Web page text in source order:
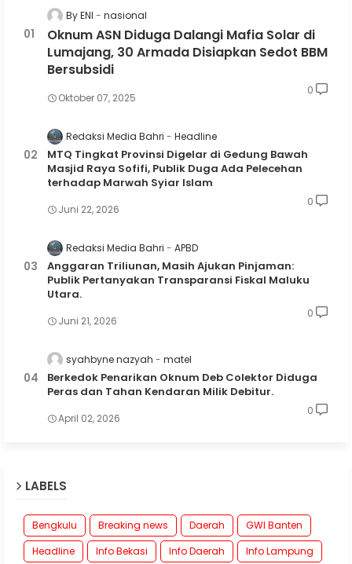
By ENI nasional
Oknum ASN Diduga Dalangi Mafia Solar di
Lumajang, 30 Armada Disiapkan Sedot BBM
Bersubsidi
Oktober 07, 2025
0
Redaksi Media Bahri Headline
MTQ Tingkat Provinsi Digelar di Gedung Bawah
Masjid Raya Sofifi, Publik Duga Ada Pelecehan
terhadap Marwah Syiar Islam
Juni 22, 2026
0
Redaksi Media Bahri APBD
Anggaran Triliunan, Masih Ajukan Pinjaman:
Publik Pertanyakan Transparansi Fiskal Maluku
Utara.
Juni 21, 2026
0
syahbyne nazyah matel
Berkedok Penarikan Oknum Deb Colektor Diduga
Peras dan Tahan Kendaran Milik Debitur.
April 02, 2026
0
LABELS
Bengkulu Breaking news Daerah
GWI Banten
Headline
Info Bekasi Info Daerah
Info Lampung